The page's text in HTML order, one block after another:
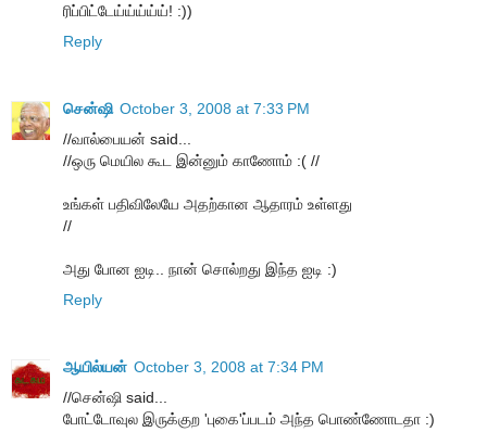
ரிப்பிட்டேய்ய்ய்ய்ய்! :))
Reply
சென்ஷி October 3, 2008 at 7:33 PM
//வால்பையன் said...
//ஒரு மெயில கூட இன்னும் காணோம் :( //
உங்கள் பதிவிலேயே அதற்கான ஆதாரம் உள்ளது
//
அது போன ஐடி.. நான் சொல்றது இந்த ஐடி :)
Reply
ஆயில்யன் October 3, 2008 at 7:34 PM
//சென்ஷி said...
போட்டோவுல இருக்குற 'புகை'ப்படம் அந்த பொண்ணோடதா :)